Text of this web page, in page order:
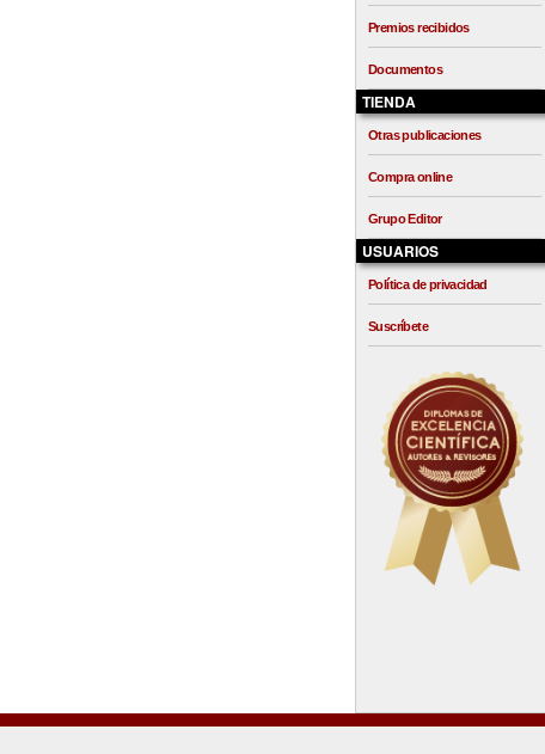
Premios recibidos
Documentos
TIENDA
Otras publicaciones
Compra online
Grupo Editor
USUARIOS
Política de privacidad
Suscríbete